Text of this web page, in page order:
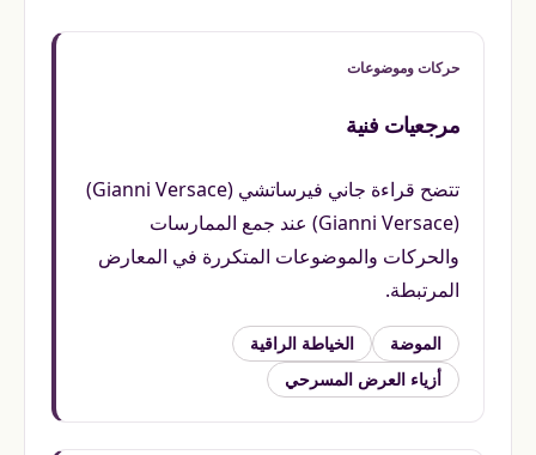
حركات وموضوعات
مرجعيات فنية
تتضح قراءة جاني فيرساتشي (Gianni Versace)
(Gianni Versace) عند جمع الممارسات
والحركات والموضوعات المتكررة في المعارض
المرتبطة.
الموضة
الخياطة الراقية
أزياء العرض المسرحي